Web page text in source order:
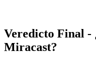
Veredicto Final -
Miracast?